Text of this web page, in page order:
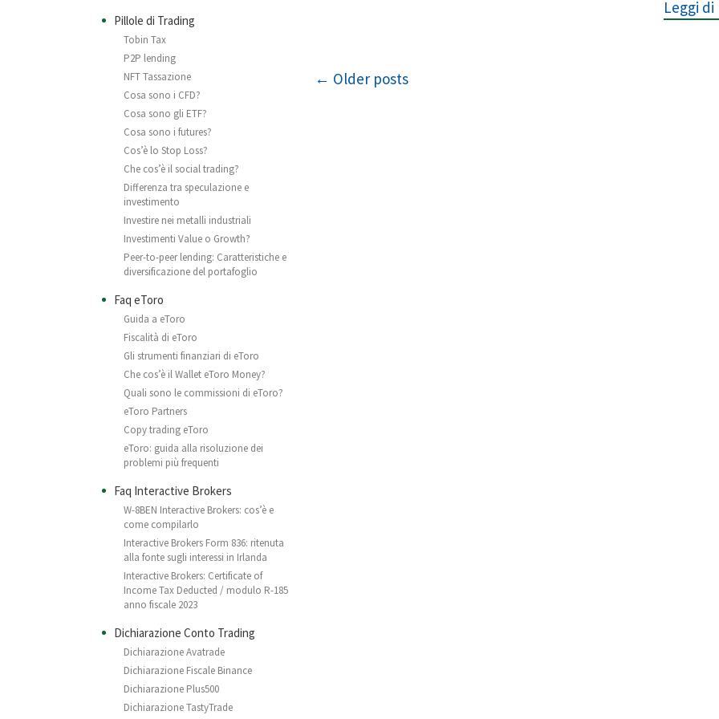
Leggi di
Post navigation
← Older posts
Pillole di Trading
Tobin Tax
P2P lending
NFT Tassazione
Cosa sono i CFD?
Cosa sono gli ETF?
Cosa sono i futures?
Cos’è lo Stop Loss?
Che cos’è il social trading?
Differenza tra speculazione e
investimento
Investire nei metalli industriali
Investimenti Value o Growth?
Peer-to-peer lending: Caratteristiche e
diversificazione del portafoglio
Faq eToro
Guida a eToro
Fiscalità di eToro
Gli strumenti finanziari di eToro
Che cos’è il Wallet eToro Money?
Quali sono le commissioni di eToro?
eToro Partners
Copy trading eToro
eToro: guida alla risoluzione dei
problemi più frequenti
Faq Interactive Brokers
W-8BEN Interactive Brokers: cos’è e
come compilarlo
Interactive Brokers Form 836: ritenuta
alla fonte sugli interessi in Irlanda
Interactive Brokers: Certificate of
Income Tax Deducted / modulo R-185
anno fiscale 2023
Dichiarazione Conto Trading
Dichiarazione Avatrade
Dichiarazione Fiscale Binance
Dichiarazione Plus500
Dichiarazione TastyTrade